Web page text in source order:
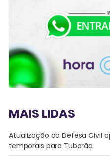
MAIS LIDAS
Atualização da Defesa Civil
temporais para Tubarão